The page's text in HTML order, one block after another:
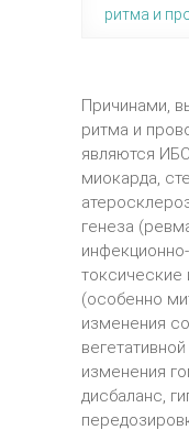
ритма и
Причинами,
ритма и
являются
миокарда,
генеза
токсические
(особенно
изменения
изменения
дисбаланс,